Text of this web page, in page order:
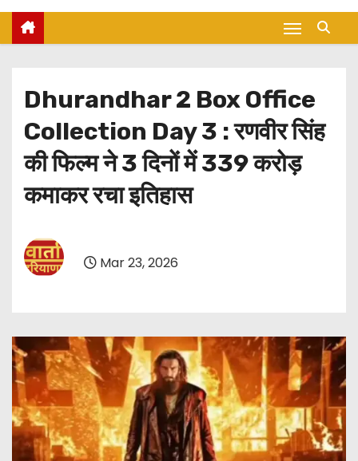
Dhurandhar 2 Box Office
Collection Day 3 : रणवीर सिंह
की फिल्म ने 3 दिनों में 339 करोड़
कमाकर रचा इतिहास
Mar 23, 2026